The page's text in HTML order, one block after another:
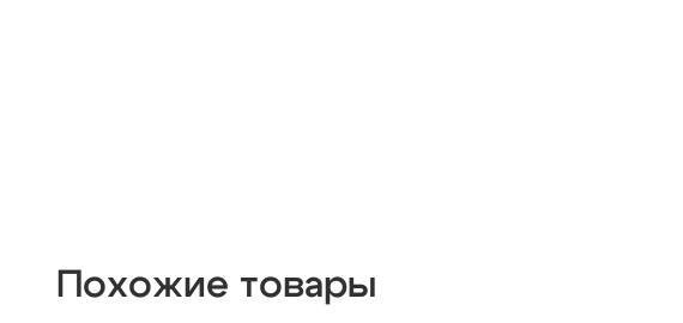
Похожие товары